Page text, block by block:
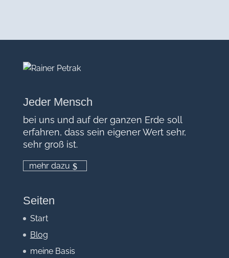
Jeder Mensch
bei uns und auf der ganzen Erde soll
erfahren, dass sein eigener Wert sehr,
sehr groß ist.
mehr dazu
Seiten
Start
Blog
meine Basis